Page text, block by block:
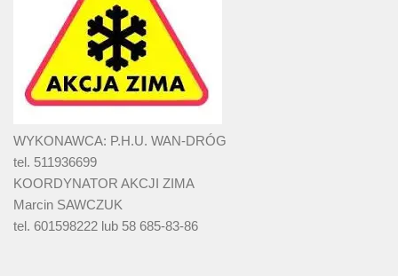
WYKONAWCA: P.H.U. WAN-DRÓG
tel. 511936699
KOORDYNATOR AKCJI ZIMA
Marcin SAWCZUK
tel. 601598222 lub 58 685-83-86